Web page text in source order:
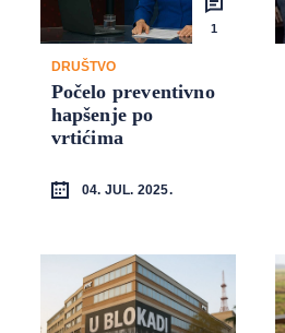
1
DRUŠTVO
Počelo preventivno
hapšenje po
vrtićima
04. JUL. 2025.